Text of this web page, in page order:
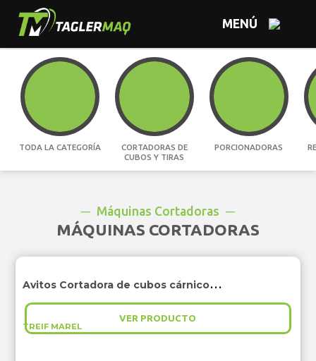
MENÚ
TODA LA CATEGORÍA
CORTADORAS DE
CUBOS Y TIRAS
PORCIONADORAS
Máquinas Cortadoras
MÁQUINAS CORTADORAS
TREIF MAREL
Avitos Cortadora de cubos cárnicos congelados
VER PRODUCTO